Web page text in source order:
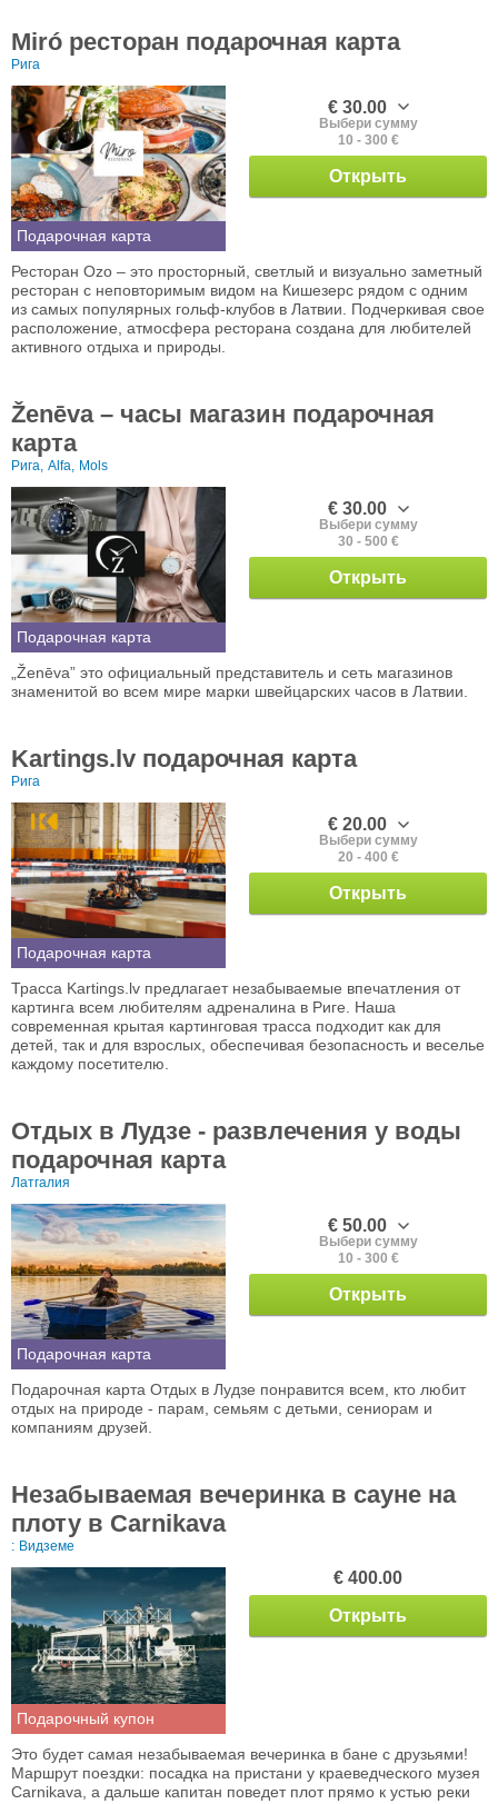
Miró ресторан подарочная карта
Рига
Подарочная карта
€ 30.00
Выбери сумму
10 - 300 €
Открыть
Ресторан Ozo – это просторный, светлый и визуально заметный
ресторан с неповторимым видом на Кишезерс рядом с одним
из самых популярных гольф-клубов в Латвии. Подчеркивая свое
расположение, атмосфера ресторана создана для любителей
активного отдыха и природы.
Ženēva – часы магазин подарочная
карта
Рига, Alfa, Mols
Подарочная карта
€ 30.00
Выбери сумму
30 - 500 €
Открыть
„Ženēva” это официальный представитель и сеть магазинов
знаменитой во всем мире марки швейцарских часов в Латвии.
Kartings.lv подарочная карта
Рига
Подарочная карта
€ 20.00
Выбери сумму
20 - 400 €
Открыть
Трасса Kartings.lv предлагает незабываемые впечатления от
картинга всем любителям адреналина в Риге. Наша
современная крытая картинговая трасса подходит как для
детей, так и для взрослых, обеспечивая безопасность и веселье
каждому посетителю.
Отдых в Лудзе - развлечения у воды
подарочная карта
Латгалия
Подарочная карта
€ 50.00
Выбери сумму
10 - 300 €
Открыть
Подарочная карта Отдых в Лудзе понравится всем, кто любит
отдых на природе - парам, семьям с детьми, сениорам и
компаниям друзей.
Незабываемая вечеринка в сауне на
плоту в Carnikava
: Видземе
Подарочный купон
€ 400.00
Открыть
Это будет самая незабываемая вечеринка в бане с друзьями!
Маршрут поездки: посадка на пристани у краеведческого музея
Carnikava, а дальше капитан поведет плот прямо к устью реки